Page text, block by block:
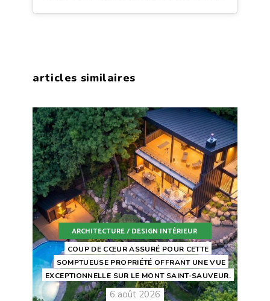
articles similaires
ARCHITECTURE / DESIGN INTÉRIEUR
COUP DE CŒUR ASSURÉ POUR CETTE
SOMPTUEUSE PROPRIÉTÉ OFFRANT UNE VUE
EXCEPTIONNELLE SUR LE MONT SAINT-SAUVEUR.
6 août 2026